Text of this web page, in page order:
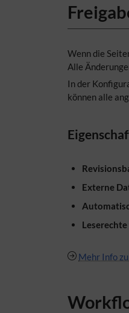
Wenn die
Alle
In der
können alle
Externe
Leserechte
Mehr Info